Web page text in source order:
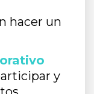
hacer un
y